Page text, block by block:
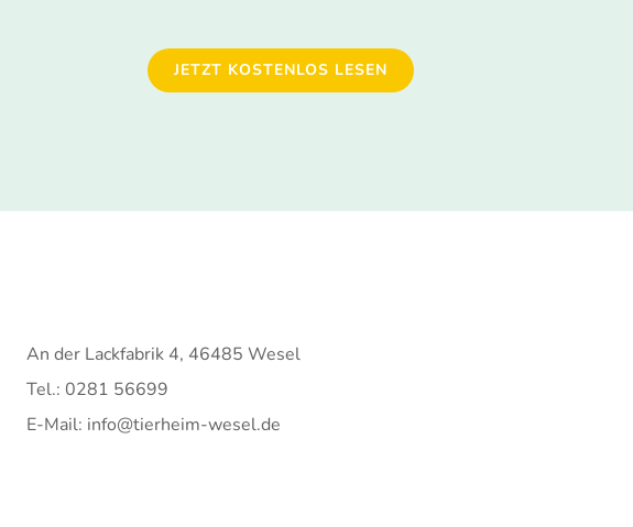
JETZT KOSTENLOS LESEN
An der Lackfabrik 4, 46485 Wesel
Tel.: 0281 56699
E-Mail: info@tierheim-wesel.de